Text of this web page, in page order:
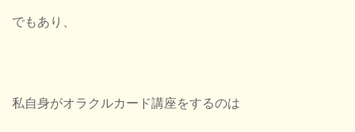
でもあり、
私自身がオラクルカード講座をするのは